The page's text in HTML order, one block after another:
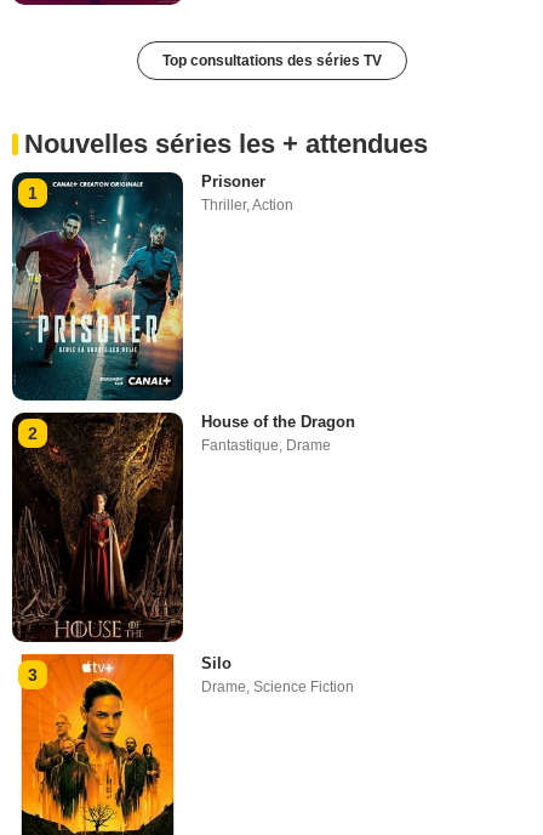
Top consultations des séries TV
Nouvelles séries les + attendues
1
Prisoner
Thriller,Action
2
House of the Dragon
Fantastique, Drame
3
Silo
Drame ,Science Fiction